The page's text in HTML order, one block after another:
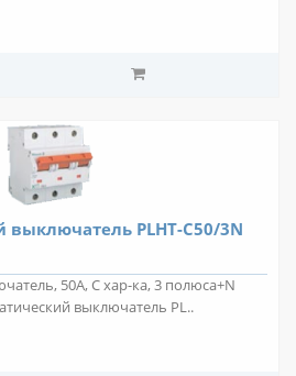
PLHT-C50/3N
50А, C хар-ка, 3 полюса+N
выключатель PL..